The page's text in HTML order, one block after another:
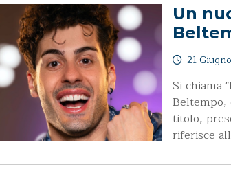
Un
21
Si chiama
Beltempo,
titolo,
riferisce